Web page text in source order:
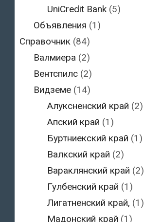
UniCredit Bank (5)
Объявления (1)
Справочник (84)
Валмиера (2)
Вентспилс(2)
Видземе(14)
Алуксненский край (2)
Апский край (1)
Буртниекский край (1)
Валкский край (2)
Вараклянский край (2)
Гулбенский край (1)
Лигатненский край, (1)
Мадонский край (1)